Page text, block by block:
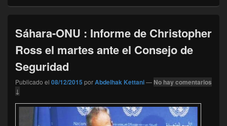
Sáhara-ONU : Informe de Christopher
Ross el martes ante el Consejo de
Seguridad
Publicado el 08/12/2015 porAbdelhak Kettani— No hay comentarios
↓